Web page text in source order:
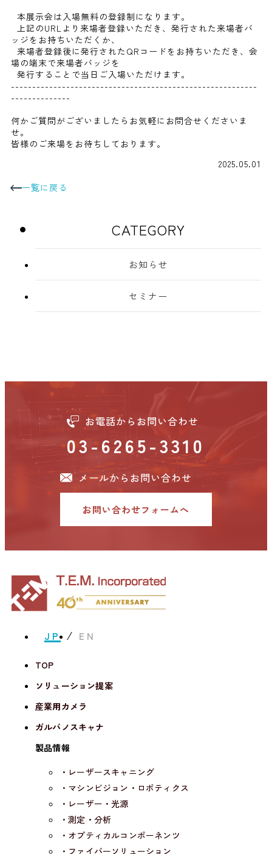
本展示会は入場無料の登録制になります。
上記のURLより来場者登録いただき、発行された来場者バ
ッジをお持ちいただくか、
来場者登録後に発行されたQRコードをお持ちいただき、会
場の端末で来場者バッジを
発行することで当日ご入場いただけます。
----------------------------------------------------------
--------------
何かご質問がございましたらお気軽にお問合せくださいま
せ。
皆様のご来場をお待ちしております。
2025.05.01
一覧に戻る
CATEGORY
お知らせ
セミナー
お電話からお問い合わせ
03-6265-3310
メールからお問い合わせ
お問い合わせフォームへ
JP EN
TOP
ソリューション提案
産業用カメラ
ガルバノスキャナ
製品情報
・レーザースキャニング
・マシンビジョン・ロボティクス
・レーザー・光源
・測定・分析
・オプティカルコンポーネンツ
・ファイバーソリューション